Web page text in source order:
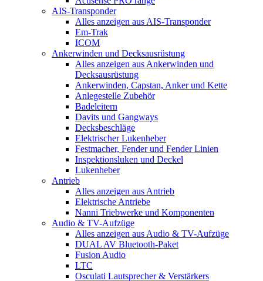
AIS-Transponder
Alles anzeigen aus AIS-Transponder
Em-Trak
ICOM
Ankerwinden und Decksausrüstung
Alles anzeigen aus Ankerwinden und
Decksausrüstung
Ankerwinden, Capstan, Anker und Kette
Anlegestelle Zubehör
Badeleitern
Davits und Gangways
Decksbeschläge
Elektrischer Lukenheber
Festmacher, Fender und Fender Linien
Inspektionsluken und Deckel
Lukenheber
Antrieb
Alles anzeigen aus Antrieb
Elektrische Antriebe
Nanni Triebwerke und Komponenten
Audio & TV-Aufzüge
Alles anzeigen aus Audio & TV-Aufzüge
DUAL AV Bluetooth-Paket
Fusion Audio
LTC
Osculati Lautsprecher & Verstärkers